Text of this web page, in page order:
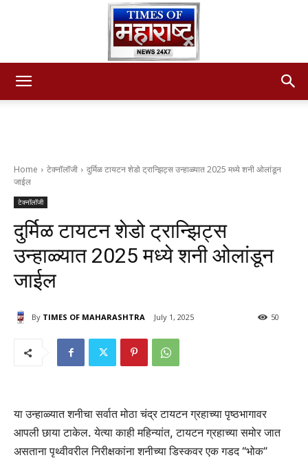
Home टेक्नॉलॉजी
दुर्मिळ टायटन शेडो ट्रान्झिट्स उन्हाळ्यात 2025 मध्ये शनी ओलांडून
जाईल
टेक्नॉलॉजी
दुर्मिळ टायटन शेडो ट्रान्झिट्स
उन्हाळ्यात 2025 मध्ये शनी ओलांडून
जाईल
By TIMES OF MAHARASHTRA July 1, 2025 50
या उन्हाळ्यात शनीचा सर्वात मोठा चंद्र टायटन ग्रहाच्या पृष्ठभागावर
आपली छाया टाकेल. येत्या काही महिन्यांत, टायटन ग्रहाच्या समोर जात
असताना पृथ्वीवरील निरीक्षकांना शनीच्या डिस्कवर एक गडद “भोक”